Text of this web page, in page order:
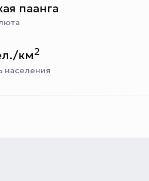
паанга
км2
населения